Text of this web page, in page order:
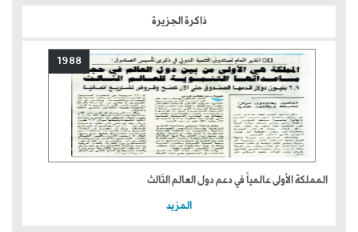
ذاكرة الجزيرة
1988
المملكة الأولى عالمياً في دعم دول العالم الثالث
المزيد